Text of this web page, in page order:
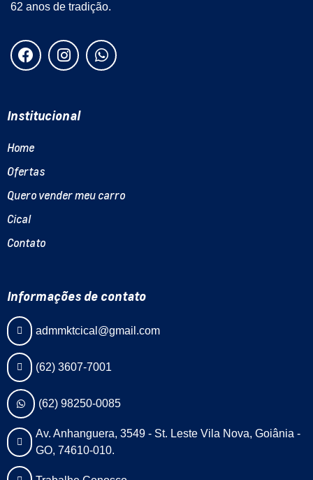
62 anos de tradição.
Institucional
Home
Ofertas
Quero vender meu carro
Cical
Contato
Informações de contato
admmktcical@gmail.com
(62) 3607-7001
(62) 98250-0085
Av. Anhanguera, 3549 - St. Leste Vila Nova, Goiânia -
GO, 74610-010.